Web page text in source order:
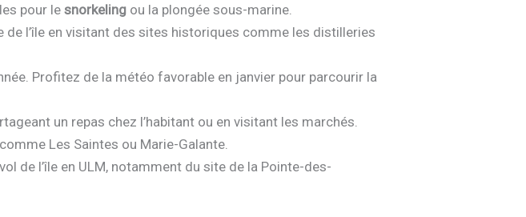
pour lesnorkeling ou la plongée sous-marine.
de l’île en visitant des sites historiques comme les distilleries
Profitez de la météo favorable en janvier pour parcourir la
un repas chez l’habitant ou en visitant les marchés.
Les Saintes ou Marie-Galante.
de l’île en ULM, notamment du site de la Pointe-des-